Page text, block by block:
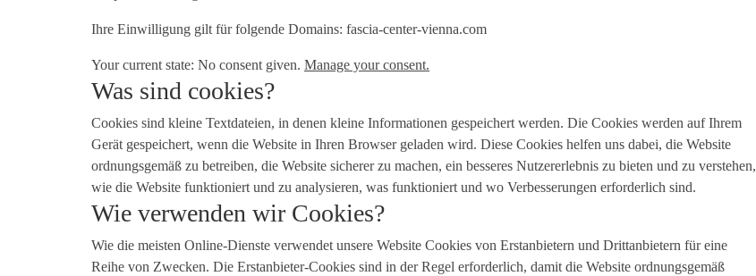
Ihre Einwilligung gilt für folgende Domains: fascia-center-vienna.com
Your current state: No consent given. Manage your consent.
Was sind cookies?
Cookies sind kleine Textdateien, in denen kleine Informationen gespeichert werden. Die Cookies werden auf Ihrem
Gerät gespeichert, wenn die Website in Ihren Browser geladen wird. Diese Cookies helfen uns dabei, die Website
ordnungsgemäß zu betreiben, die Website sicherer zu machen, ein besseres Nutzererlebnis zu bieten und zu verstehen,
wie die Website funktioniert und zu analysieren, was funktioniert und wo Verbesserungen erforderlich sind.
Wie verwenden wir Cookies?
Wie die meisten Online-Dienste verwendet unsere Website Cookies von Erstanbietern und Drittanbietern für eine
Reihe von Zwecken. Die Erstanbieter-Cookies sind in der Regel erforderlich, damit die Website ordnungsgemäß